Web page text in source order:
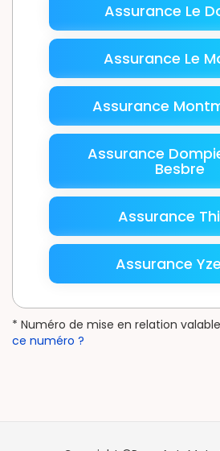
Assurance Le
Assurance Le
Assurance
Assurance
Besbre
Assurance
Assurance
* Numéro de mise en relation
ce numéro ?